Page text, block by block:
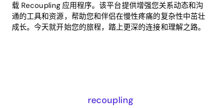
载 Recoupling 应用程序。该平台提供增强您关系动态和沟
通的工具和资源，帮助您和伴侣在慢性疼痛的复杂性中茁壮
成长。今天就开始您的旅程，踏上更深的连接和理解之路。
recoupling